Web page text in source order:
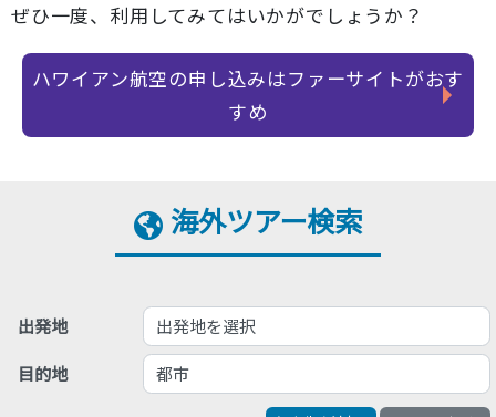
ぜひ一度、利用してみてはいかがでしょうか？
ハワイアン航空の申し込みはファーサイトがおす
すめ
海外ツアー検索
出発地 出発地を選択
目的地 都市